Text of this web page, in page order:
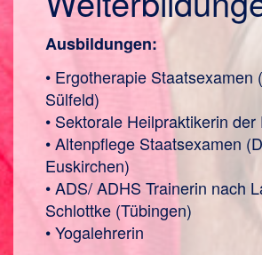
Ausbildungen:
• Ergotherapie Staatsexamen
Sülfeld)
• Sektorale Heilpraktikerin
• Altenpflege Staatsexamen
Euskirchen)
• ADS/ ADHS Trainerin nach
Schlottke (Tübingen)
• Yogalehrerin